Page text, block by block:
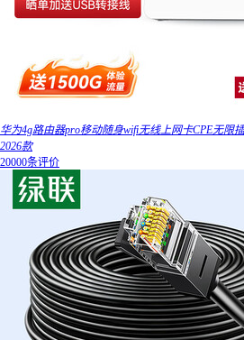
华为4g路由器pro移动随身wifi无线上网卡CPE无限
2026款
20000条评价